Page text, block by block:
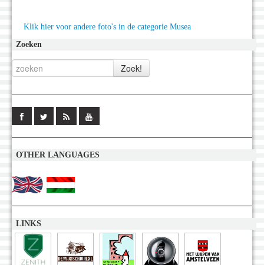
Klik hier voor andere foto's in de categorie Musea
Zoeken
OTHER LANGUAGES
LINKS